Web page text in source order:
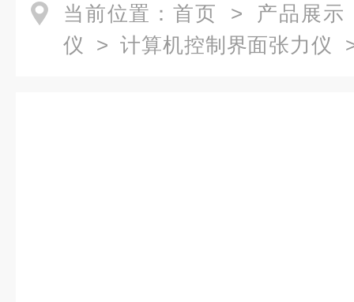
当前位置： 首页 > 产品展示
仪 > 计算机控制界面张力仪